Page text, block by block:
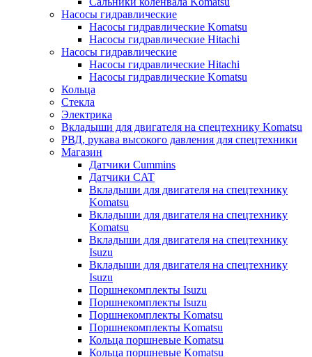
Насосы гидравлические
Насосы гидравлические Komatsu
Насосы гидравлические Hitachi
Насосы гидравлические
Насосы гидравлические Hitachi
Насосы гидравлические Komatsu
Кольца
Стекла
Электрика
Вкладыши для двигателя на спецтехнику Komatsu
РВД, рукава высокого давления для спецтехники
Магазин
Датчики Cummins
Датчики CAT
Вкладыши для двигателя на спецтехнику
Komatsu
Вкладыши для двигателя на спецтехнику
Komatsu
Вкладыши для двигателя на спецтехнику
Isuzu
Вкладыши для двигателя на спецтехнику
Isuzu
Поршнекомплекты Isuzu
Поршнекомплекты Isuzu
Поршнекомплекты Komatsu
Поршнекомплекты Komatsu
Кольца поршневые Komatsu
Кольца поршневые Komatsu